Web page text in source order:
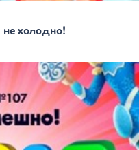
холодно!